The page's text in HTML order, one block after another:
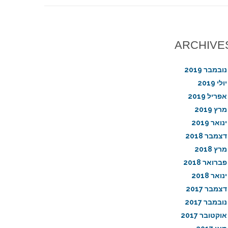
נובמבר 2019
יולי 2019
אפריל 2019
מרץ 2019
ינואר 2019
דצמבר 2018
מרץ 2018
פברואר 2018
ינואר 2018
דצמבר 2017
נובמבר 2017
אוקטובר 2017